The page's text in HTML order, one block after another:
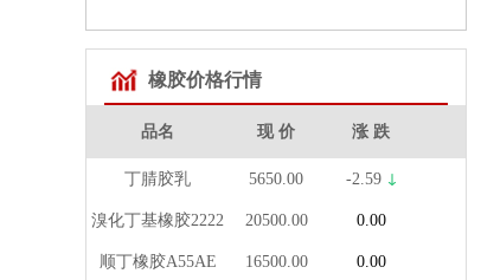
橡胶价格行情
品名 现 价 涨 跌
丁腈胶乳 5650.00 -2.59
溴化丁基橡胶2222 20500.00 0.00
顺丁橡胶A55AE 16500.00 0.00